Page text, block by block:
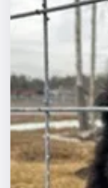
Рейтинги